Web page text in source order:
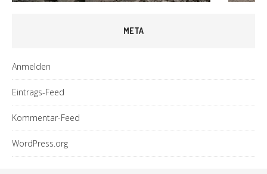
META
Anmelden
Eintrags-Feed
Kommentar-Feed
WordPress.org